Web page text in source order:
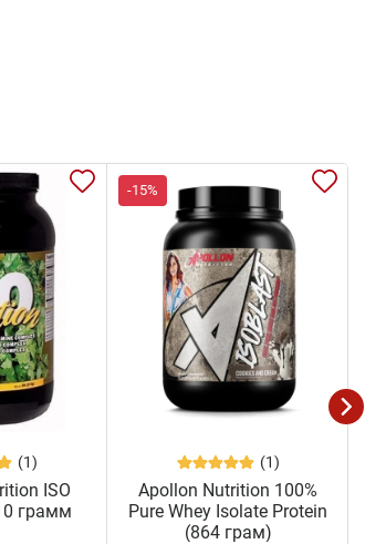
(1)
ISO
грамм
-15%
(1)
Apollon Nutrition 100%
Pure Whey Isolate Protein
(864 грам)